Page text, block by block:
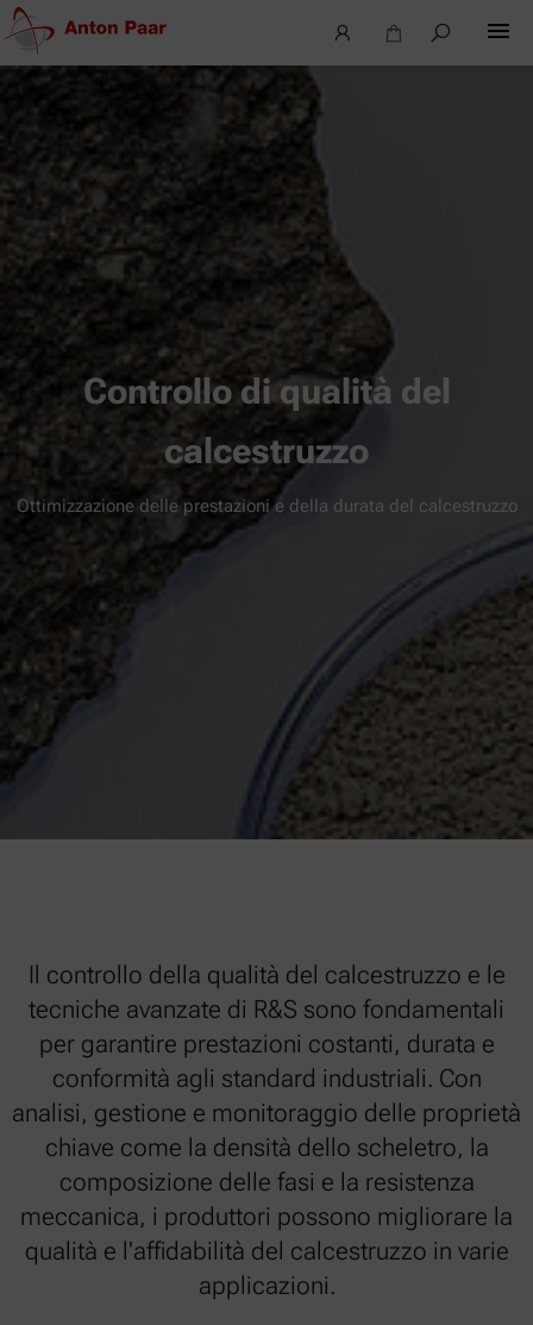
Controllo di qualità del
calcestruzzo
Ottimizzazione delle prestazioni e della durata del calcestruzzo
Il controllo della qualità del calcestruzzo e le
tecniche avanzate di R&S sono fondamentali
per garantire prestazioni costanti, durata e
conformità agli standard industriali. Con
analisi, gestione e monitoraggio delle proprietà
chiave come la densità dello scheletro, la
composizione delle fasi e la resistenza
meccanica, i produttori possono migliorare la
qualità e l'affidabilità del calcestruzzo in varie
applicazioni.